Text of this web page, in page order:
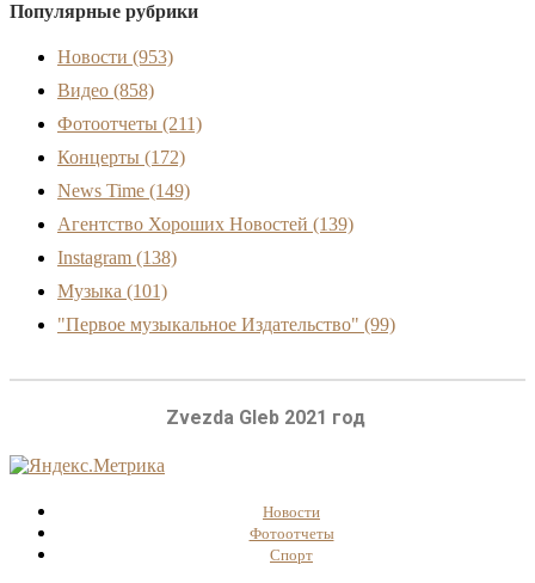
Популярные рубрики
Новости (953)
Видео (858)
Фотоотчеты (211)
Концерты (172)
News Time (149)
Агентство Хороших Новостей (139)
Instagram (138)
Музыка (101)
"Первое музыкальное Издательство" (99)
Zvezda Gleb 2021 год
Новости
Фотоотчеты
Спорт